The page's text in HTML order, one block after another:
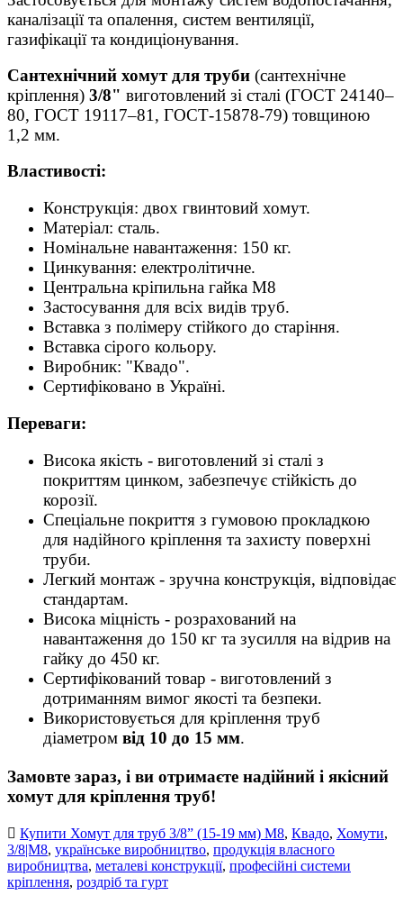
каналізації та опалення, систем вентиляції,
газифікації та кондиціонування.
Сантехнічний хомут для труби (сантехнічне
кріплення) 3/8" виготовлений зі сталі (ГОСТ 24140–
80, ГОСТ 19117–81, ГОСТ-15878-79) товщиною
1,2 мм.
Властивості:
Конструкція: двох гвинтовий хомут.
Матеріал: сталь.
Номінальне навантаження: 150 кг.
Цинкування: електролітичне.
Центральна кріпильна гайка М8
Застосування для всіх видів труб.
Вставка з полімеру стійкого до старіння.
Вставка сірого кольору.
Виробник: "Квадо".
Сертифіковано в Україні.
Переваги:
Висока якість - виготовлений зі сталі з
покриттям цинком, забезпечує стійкість до
корозії.
Спеціальне покриття з гумовою прокладкою
для надійного кріплення та захисту поверхні
труби.
Легкий монтаж - зручна конструкція, відповідає
стандартам.
Висока міцність - розрахований на
навантаження до 150 кг та зусилля на відрив на
гайку до 450 кг.
Сертифікований товар - виготовлений з
дотриманням вимог якості та безпеки.
Використовується для кріплення труб
діаметром від 10 до 15 мм.
Замовте зараз, і ви отримаєте надійний і якісний
хомут для кріплення труб!
Купити Хомут для труб 3/8” (15-19 мм) М8, Квадо, Хомути,
3/8|М8, українське виробництво, продукція власного
виробництва, металеві конструкції, професійні системи
кріплення, роздріб та гурт